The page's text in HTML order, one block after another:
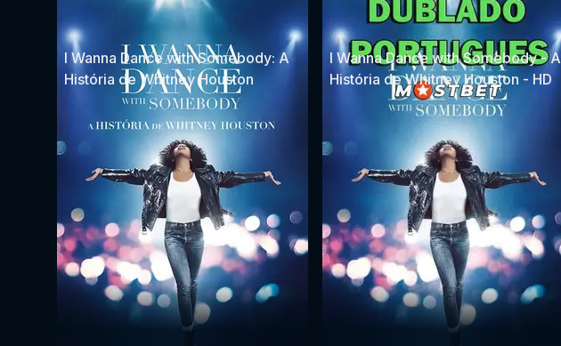
I Wanna Dance with Somebody: A
História de Whitney Houston
I Wanna Dance with Somebody - A
História de Whitney Houston - HD